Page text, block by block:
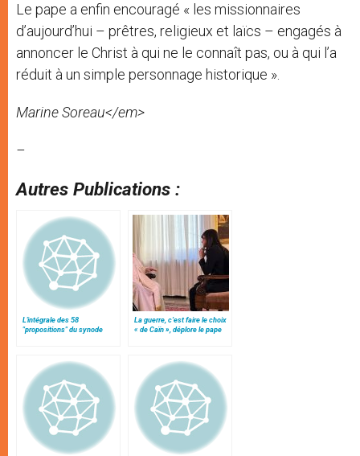
Le pape a enfin encouragé « les missionnaires
d’aujourd’hui – prêtres, religieux et laïcs – engagés à
annoncer le Christ à qui ne le connaît pas, ou à qui l’a
réduit à un simple personnage historique ».
Marine Soreau</em>
–
Autres Publications :
L'intégrale des 58
"propositions" du synode
La guerre, c’est faire le choix
« de Caïn », déplore le pape